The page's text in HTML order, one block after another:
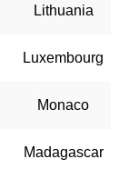
Lithuania
Luxembourg
Monaco
Madagascar